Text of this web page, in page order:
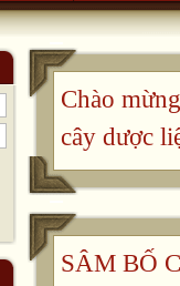
Chào
cây dược
SÂM BỐ